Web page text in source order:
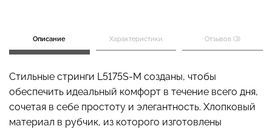
Описание Характеристики Отзывов (3)
Стильные стринги L5175S-M созданы, чтобы
обеспечить идеальный комфорт в течение всего дня,
сочетая в себе простоту и элегантность. Хлопковый
материал в рубчик, из которого изготовлены
STRING BRIEFS (черный)
Giulia
299 грн.
коррекцией BRA
SHAPEWEAR nude
(бежевый) Giulia